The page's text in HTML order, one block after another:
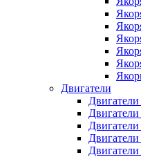
Двигатели